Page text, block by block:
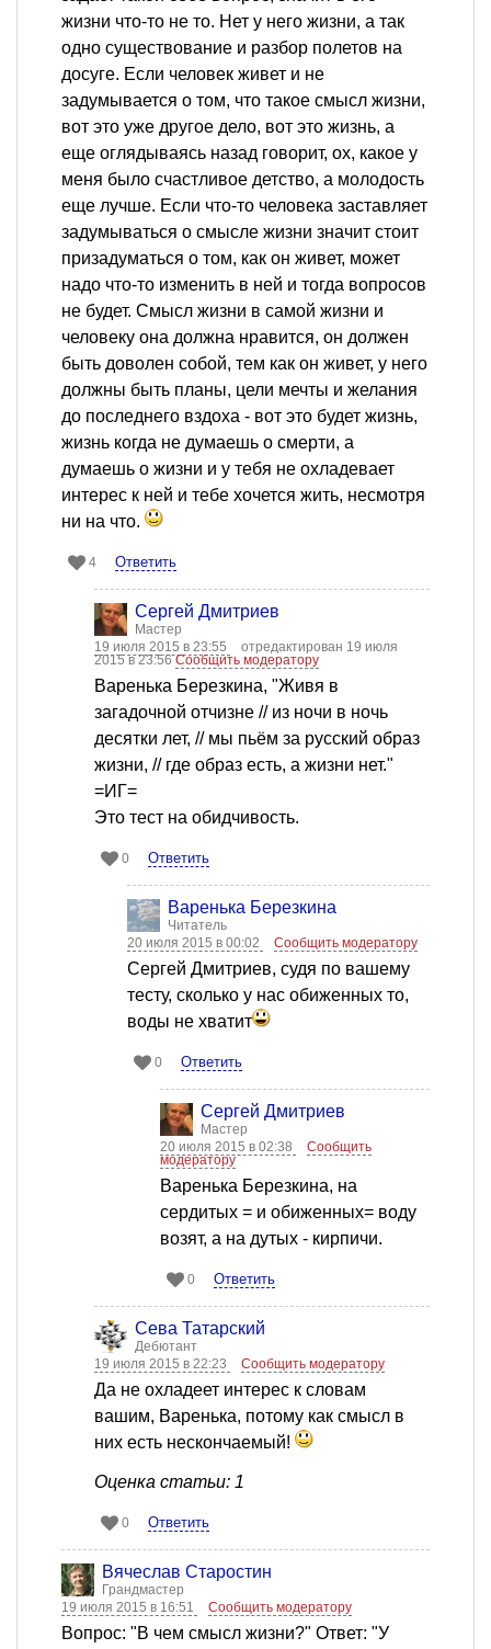
жизни что-то не то. Нет у него жизни, а так
одно существование и разбор полетов на
досуге. Если человек живет и не
задумывается о том, что такое смысл жизни,
вот это уже другое дело, вот это жизнь, а
еще оглядываясь назад говорит, ох, какое у
меня было счастливое детство, а молодость
еще лучше. Если что-то человека заставляет
задумываться о смысле жизни значит стоит
призадуматься о том, как он живет, может
надо что-то изменить в ней и тогда вопросов
не будет. Смысл жизни в самой жизни и
человеку она должна нравится, он должен
быть доволен собой, тем как он живет, у него
должны быть планы, цели мечты и желания
до последнего вздоха - вот это будет жизнь,
жизнь когда не думаешь о смерти, а
думаешь о жизни и у тебя не охладевает
интерес к ней и тебе хочется жить, несмотря
ни на что.
4 Ответить
Сергей Дмитриев
Мастер
19 июля 2015 в 23:55
отредактирован 19 июля
2015 в 23:56Сообщить модератору
Варенька Березкина, "Живя в
загадочной отчизне // из ночи в ночь
десятки лет, // мы пьём за русский образ
жизни, // где образ есть, а жизни нет."
=ИГ=
Это тест на обидчивость.
0 Ответить
Варенька Березкина
Читатель
20 июля 2015 в 00:02
Сообщить модератору
Сергей Дмитриев, судя по вашему
тесту, сколько у нас обиженных то,
воды не хватит
0 Ответить
Сергей Дмитриев
Мастер
20 июля 2015 в 02:38
Сообщить
модератору
Варенька Березкина, на
сердитых = и обиженных= воду
возят, а на дутых - кирпичи.
0 Ответить
Сева Татарский
Дебютант
19 июля 2015 в 22:23
Сообщить модератору
Да не охладеет интерес к словам
вашим, Варенька, потому как смысл в
них есть нескончаемый!
Оценка статьи: 1
0 Ответить
Вячеслав Старостин
Грандмастер
19 июля 2015 в 16:51
Сообщить модератору
Вопрос: "В чем смысл жизни?" Ответ: "У